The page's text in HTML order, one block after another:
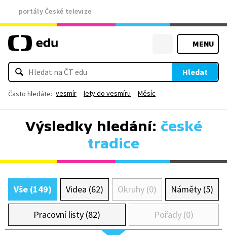
portály České televize
MENU
Hledat
Často hledáte: vesmír lety do vesmíru Měsíc
Výsledky hledání: české
tradice
Vše (149) Videa (62) Okruhy (0) Náměty (5)
Pracovní listy (82) Pořady (0)